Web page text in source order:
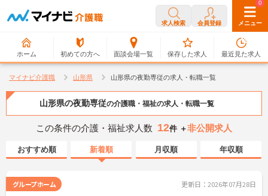
求人検索 会員登録 メニュー
ホーム 初めての方へ 面談会場一覧
0
保存した求人
0
最近見た求人
マイナビ介護職 山形県 山形県の夜勤専従の求人・転職一覧
山形県の夜勤専従の介護職・福祉の求人・転職一覧
この条件の介護・福祉求人数 12件 ＋非公開求人
おすすめ順 新着順 月収順 年収順
グループホーム 更新日：2026年07月28日